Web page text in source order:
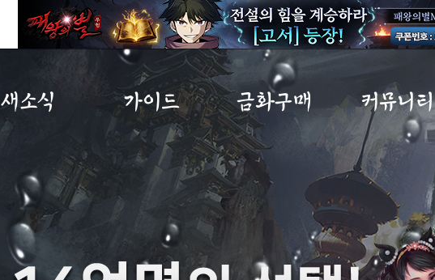
새소식
GM노트
GM TIP
가이드
초보자가이드
게임소개
아이템확률
금화구매
금화구매
구매내역
MP교환소
커뮤니티
자유게시판
이미지게시판
공략게시판
무림재패
건의사항